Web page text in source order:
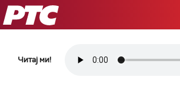
РТС
Читај ми!